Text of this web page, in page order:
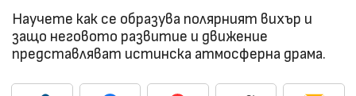
Научете как се образува полярният вихър и
защо неговото развитие и движение
представляват истинска атмосферна драма.